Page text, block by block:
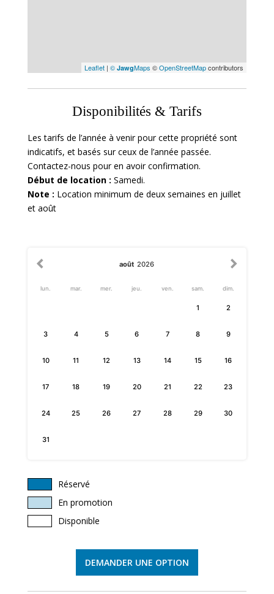
Leaflet |©JawgMaps ©OpenStreetMapcontributors
Disponibilités & Tarifs
Les tarifs de l’année à venir pour cette propriété sont
indicatifs, et basés sur ceux de l’année passée.
Contactez-nous pour en avoir confirmation.
Début de location : Samedi.
Note : Location minimum de deux semaines en juillet
et août
août 2026
lun. mar. mer. jeu. ven. sam. dim.
1 2
3 4 5 6 7 8 9
10 11 12 13 14 15 16
17 18 19 20 21 22 23
24 25 26 27 28 29 30
31
Réservé
En promotion
Disponible
DEMANDER UNE OPTION